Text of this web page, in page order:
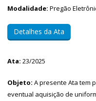
Modalidade: Pregão
Detalhes da Ata
Ata: 23/2025
Objeto: A presente Ata tem
eventual aquisição de